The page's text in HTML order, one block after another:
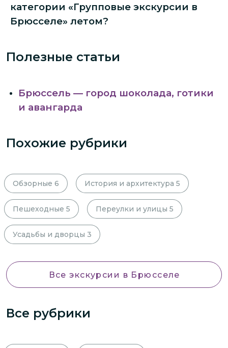
категории «Групповые экскурсии в
Брюсселе» летом?
Полезные статьи
Брюссель — город шоколада, готики
и авангарда
Похожие рубрики
Обзорные 6 История и архитектура 5
Пешеходные 5 Переулки и улицы 5
Усадьбы и дворцы 3
Все экскурсии в Брюсселе
Все рубрики